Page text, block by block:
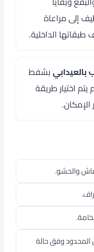
إلى مراعاة
الداخلية.
بشفط
اختيار طريقة
والحشو.
المحدود وفق حالة